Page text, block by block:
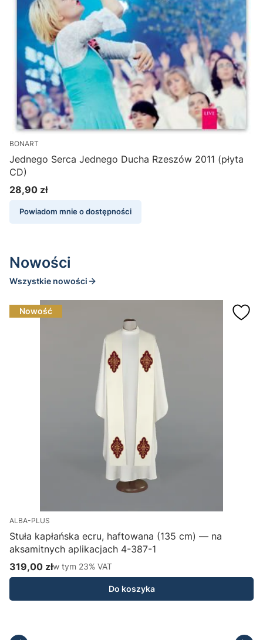
BONART
Jednego Serca Jednego Ducha Rzeszów 2011 (płyta
CD)
Cena
28,90 zł
Powiadom mnie o dostępności
Nowości
Wszystkie nowości
Nowość
ALBA-PLUS
Stuła kapłańska ecru, haftowana (135 cm) — na
aksamitnych aplikacjach 4-387-1
Cena brutto
319,00 złw tym %s VAT
w tym 23% VAT
Do koszyka